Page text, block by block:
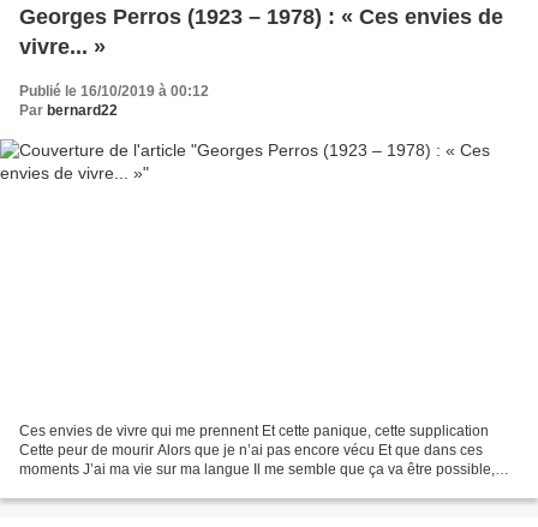
Georges Perros (1923 – 1978) : « Ces envies de
vivre... »
Publié le 16/10/2019 à 00:12
Par bernard22
Ces envies de vivre qui me prennent Et cette panique, cette supplication
Cette peur de mourir Alors que je n’ai pas encore vécu Et que dans ces
moments J’ai ma vie sur ma langue Il me semble que ça va être possible,